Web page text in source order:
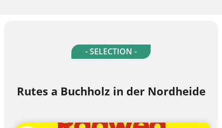
- SELECTION -
Rutes a Buchholz in der Nordheide